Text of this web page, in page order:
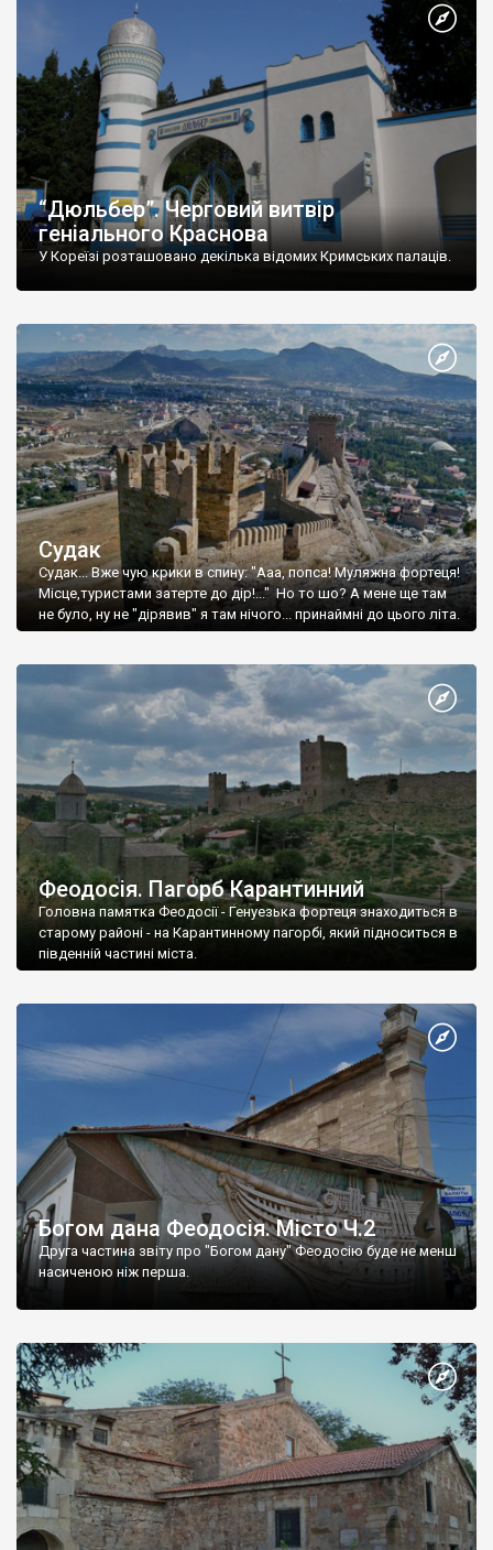
“Дюльбер”. Черговий витвір
геніального Краснова
У Кореїзі розташовано декілька відомих Кримських палаців.
Судак
Судак... Вже чую крики в спину: "Ааа, попса! Муляжна фортеця!
Місце,туристами затерте до дір!..." Но то шо? А мене ще там
не було, ну не "дірявив" я там нічого... принаймні до цього літа.
Феодосія. Пагорб Карантинний
Головна памятка Феодосії - Генуезька фортеця знаходиться в
старому районі - на Карантинному пагорбі, який підноситься в
південній частині міста.
Богом дана Феодосія. Місто Ч.2
Друга частина звіту про "Богом дану" Феодосію буде не менш
насиченою ніж перша.